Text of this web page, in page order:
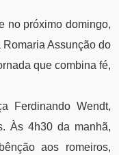
no próximo domingo,
Assunção do
que combina fé,
Ferdinando Wendt,
Às 4h30 da manhã,
aos romeiros,